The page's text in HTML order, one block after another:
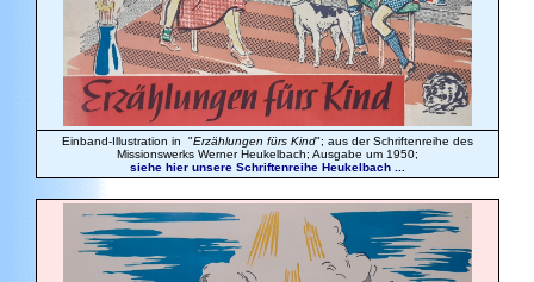
Einband-Illustration in "Erzählungen fürs Kind"; aus der Schriftenreihe des
Missionswerks Werner Heukelbach; Ausgabe um 1950;
siehe hier unsere Schriftenreihe Heukelbach ...